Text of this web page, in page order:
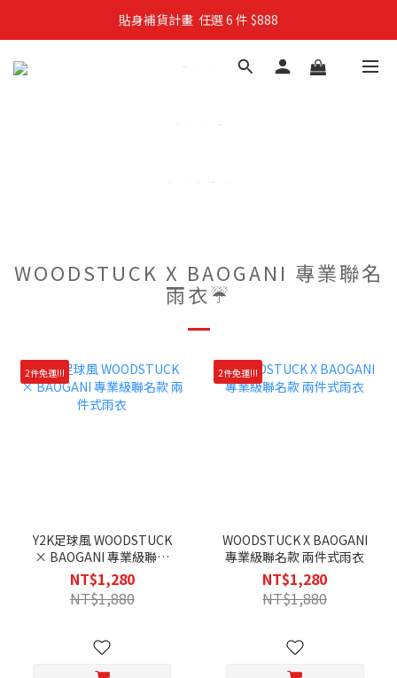
親子穿搭計畫・88 折限定
貼身補貨計畫  任選 6 件 $888
買4件短T送雨傘☂️！【這把傘，大概率不是你在撐☂️】
WOODSTUCK X BAOGANI 專業聯名
雨衣☔
2件免運!!!
Y2K足球風 WOODSTUCK
× BAOGANI 專業級聯名
款 兩件式雨衣
NT$1,280
NT$1,880
2件免運!!!
WOODSTUCK X BAOGANI
專業級聯名款 兩件式雨衣
NT$1,280
NT$1,880